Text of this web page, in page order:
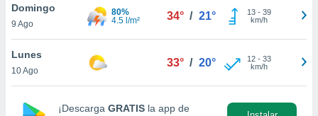
de
Domingo
9 Ago
80%
4.5 l/m²
34° / 21° 13- 39
km/h
Lunes
10 Ago
33° / 20° 12- 33
km/h
¡Descarga GRATIS la app de